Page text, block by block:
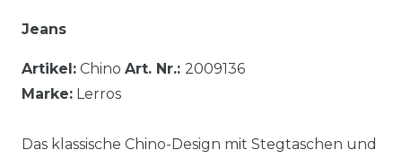
Jeans
Artikel: Chino Art. Nr.: 2009136
Marke: Lerros
Das klassische Chino-Design mit Stegtaschen und